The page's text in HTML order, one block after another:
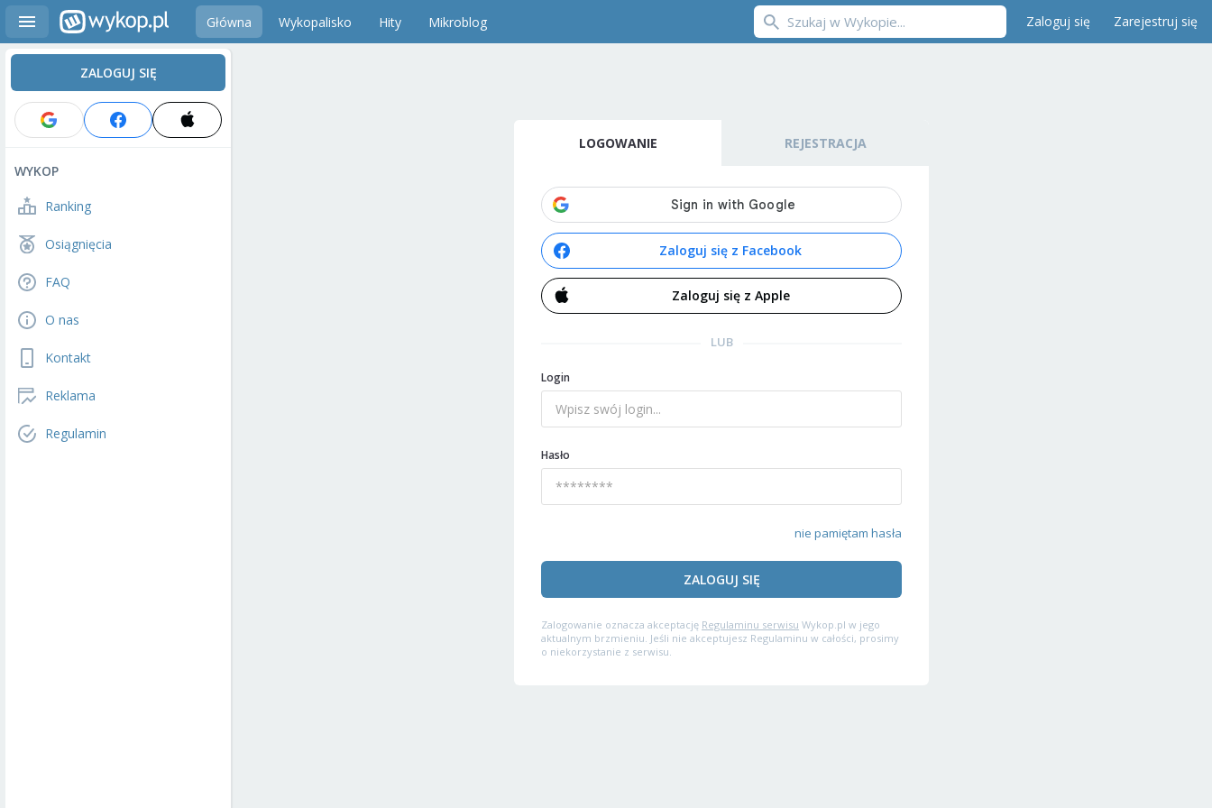
Główna Wykopalisko Hity Mikroblog Zaloguj się Zarejestruj się
ZALOGUJ SIĘ
WYKOP
Ranking
Osiągnięcia
FAQ
O nas
Kontakt
Reklama
Regulamin
LOGOWANIE REJESTRACJA
Zaloguj się z Facebook
Zaloguj się z Apple
LUB
Login
Hasło
nie pamiętam hasła
ZALOGUJ SIĘ
Zalogowanie oznacza akceptację Regulaminu serwisu Wykop.pl w jego
aktualnym brzmieniu. Jeśli nie akceptujesz Regulaminu w całości, prosimy
o niekorzystanie z serwisu.